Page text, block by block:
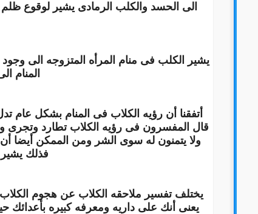
الى الحسد والكلب الرمادى يشير لوقوع ظلم
يشير الكلب فى منام المرأه المتزوجه الى
المنام
أتفقنا أن رؤيه الكلاب فى المنام بشكل
قال المفسرون فى رؤيه الكلاب تطارد
ولا يتمنون له سوى الشر ومن الممكن أيضا
فذلك
يختلف تفسير ملاحقه الكلاب عن هجوم الكلاب
يعنى أنك على داريه ومعرفه كبيره بأعدائك